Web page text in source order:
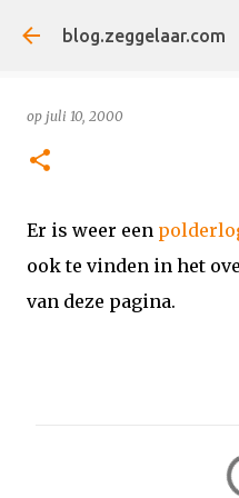
Doorgaan
blog.zeggelaar.com
op juli 10, 2000
Er is weer een
ook te vinden in het
van deze pagina.